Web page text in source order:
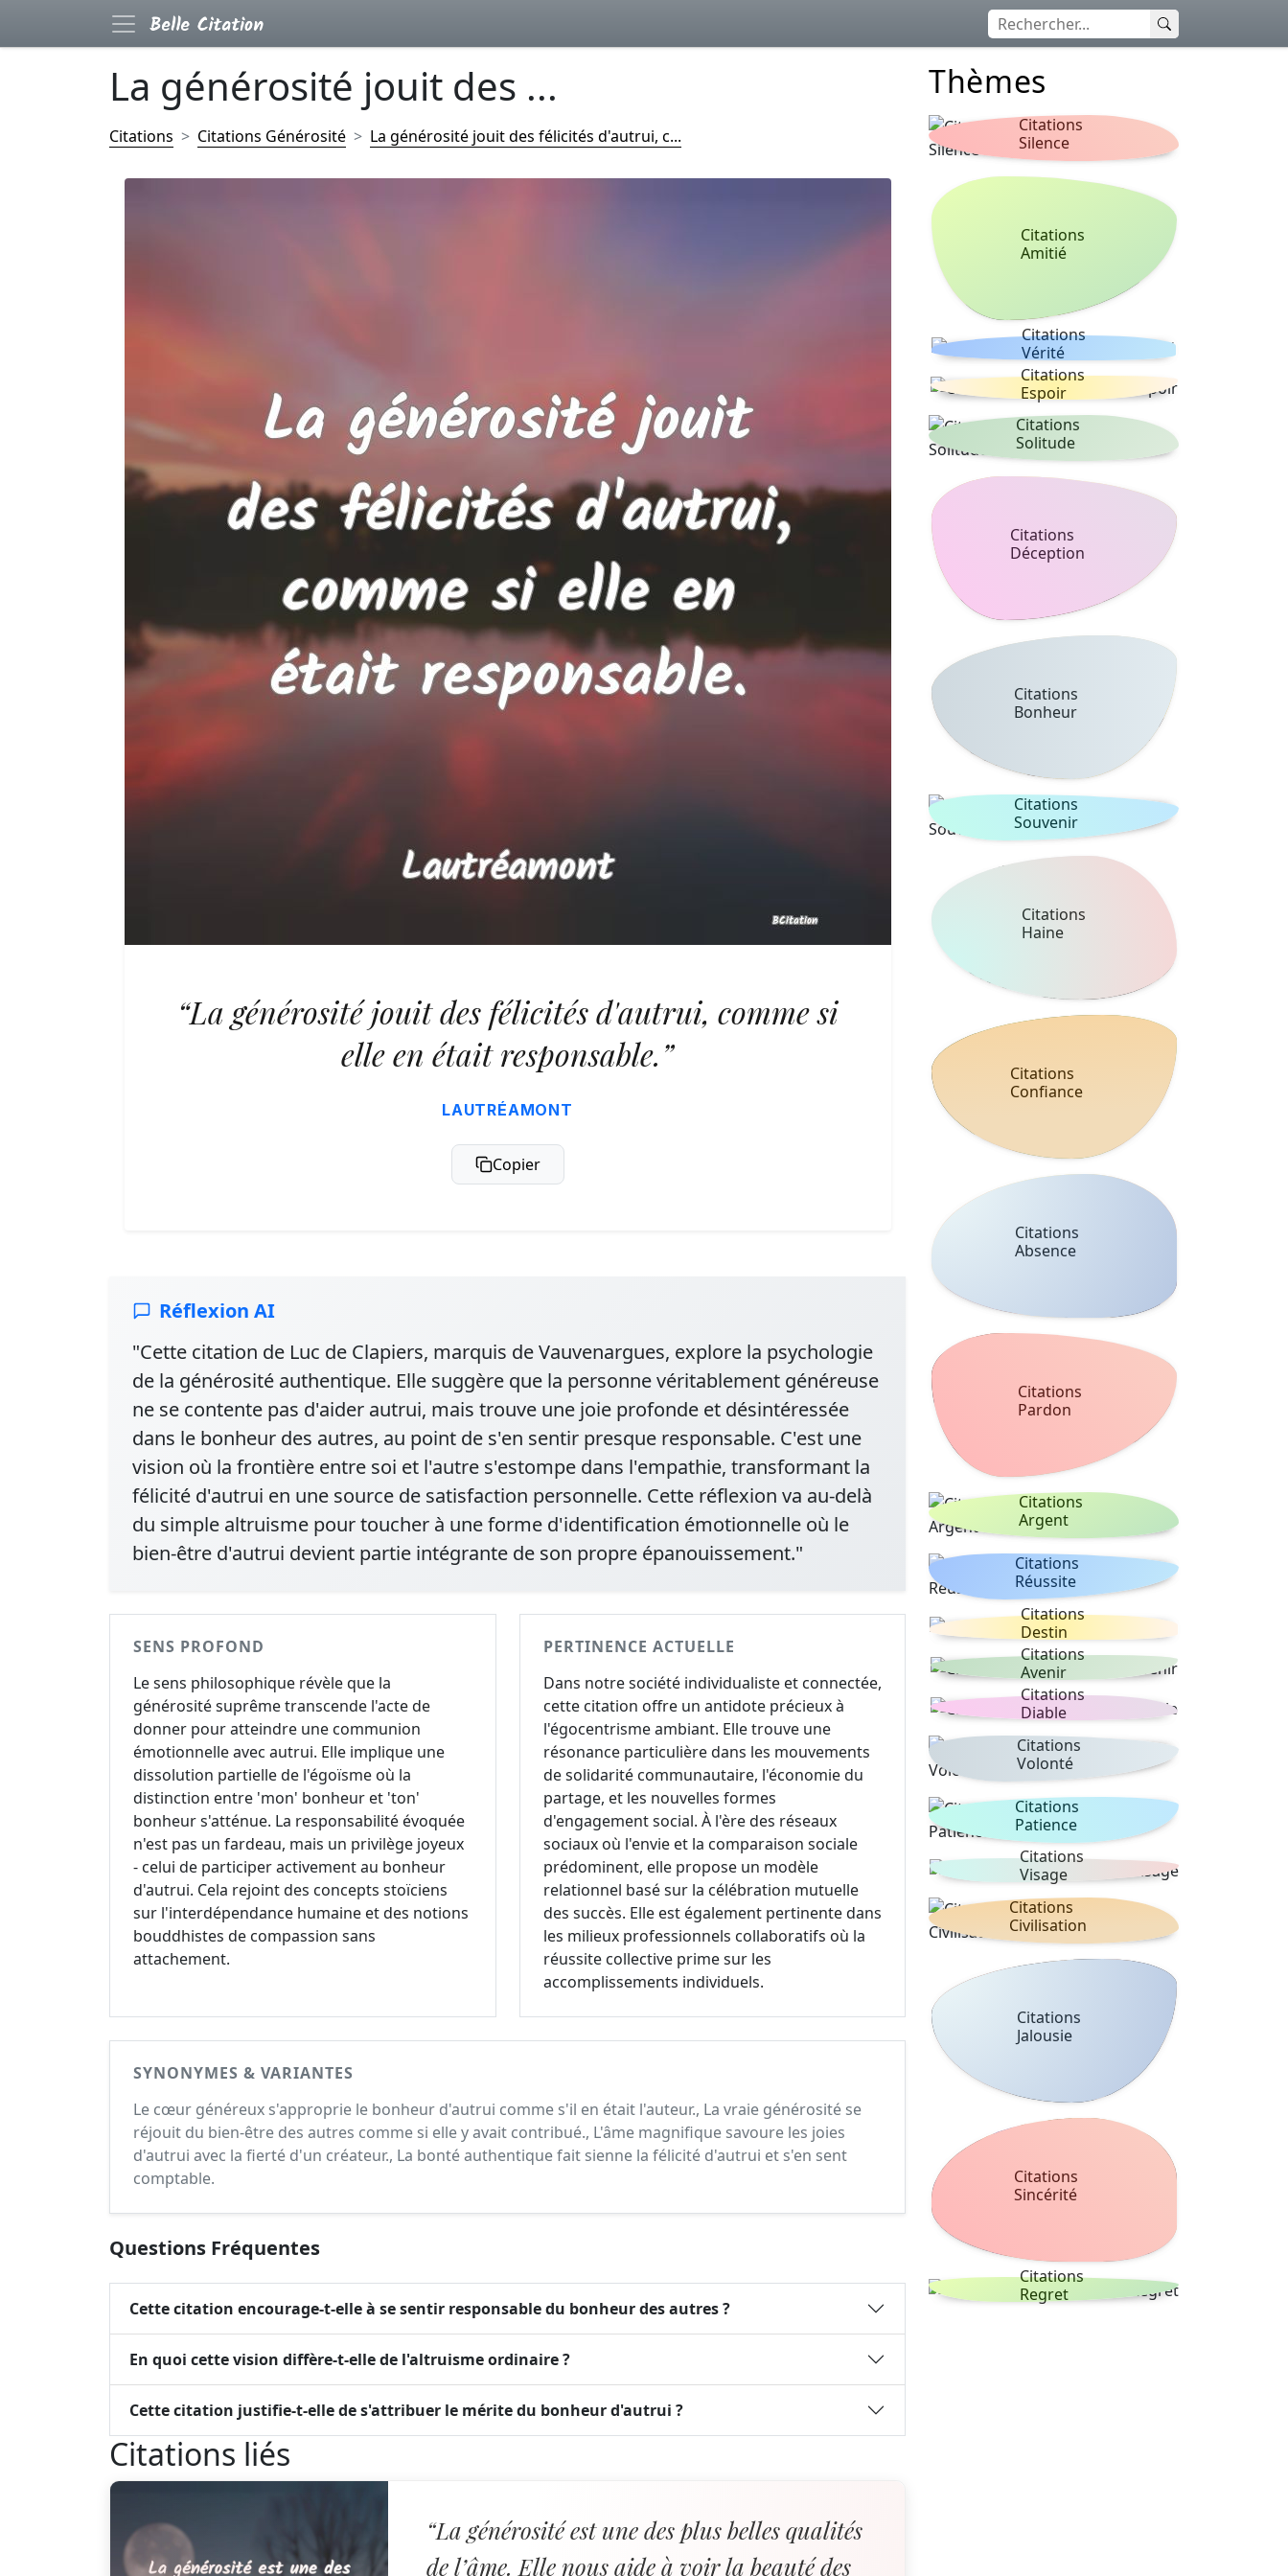
La générosité jouit des ...
Citations Citations Générosité La générosité jouit des félicités d'autrui, c...
“La générosité jouit des félicités d'autrui, comme si
elle en était responsable.”
LAUTRÉAMONT
Copier
Réflexion AI
"Cette citation de Luc de Clapiers, marquis de Vauvenargues, explore la psychologie
de la générosité authentique. Elle suggère que la personne véritablement généreuse
ne se contente pas d'aider autrui, mais trouve une joie profonde et désintéressée
dans le bonheur des autres, au point de s'en sentir presque responsable. C'est une
vision où la frontière entre soi et l'autre s'estompe dans l'empathie, transformant la
félicité d'autrui en une source de satisfaction personnelle. Cette réflexion va au-delà
du simple altruisme pour toucher à une forme d'identification émotionnelle où le
bien-être d'autrui devient partie intégrante de son propre épanouissement."
SENS PROFOND
Le sens philosophique révèle que la
générosité suprême transcende l'acte de
donner pour atteindre une communion
émotionnelle avec autrui. Elle implique une
dissolution partielle de l'égoïsme où la
distinction entre 'mon' bonheur et 'ton'
bonheur s'atténue. La responsabilité évoquée
n'est pas un fardeau, mais un privilège joyeux
- celui de participer activement au bonheur
d'autrui. Cela rejoint des concepts stoïciens
sur l'interdépendance humaine et des notions
bouddhistes de compassion sans
attachement.
PERTINENCE ACTUELLE
Dans notre société individualiste et connectée,
cette citation offre un antidote précieux à
l'égocentrisme ambiant. Elle trouve une
résonance particulière dans les mouvements
de solidarité communautaire, l'économie du
partage, et les nouvelles formes
d'engagement social. À l'ère des réseaux
sociaux où l'envie et la comparaison sociale
prédominent, elle propose un modèle
relationnel basé sur la célébration mutuelle
des succès. Elle est également pertinente dans
les milieux professionnels collaboratifs où la
réussite collective prime sur les
accomplissements individuels.
SYNONYMES & VARIANTES
Le cœur généreux s'approprie le bonheur d'autrui comme s'il en était l'auteur., La vraie générosité se
réjouit du bien-être des autres comme si elle y avait contribué., L'âme magnifique savoure les joies
d'autrui avec la fierté d'un créateur., La bonté authentique fait sienne la félicité d'autrui et s'en sent
comptable.
Questions Fréquentes
Cette citation encourage-t-elle à se sentir responsable du bonheur des autres ?
En quoi cette vision diffère-t-elle de l'altruisme ordinaire ?
Cette citation justifie-t-elle de s'attribuer le mérite du bonheur d'autrui ?
Citations liés
“La générosité est une des plus belles qualités
de l’âme. Elle nous aide à voir la beauté des
Thèmes
Citations
Silence
Citations
Amitié
Citations
Vérité
Citations
Espoir
Citations
Solitude
Citations
Déception
Citations
Bonheur
Citations
Souvenir
Citations
Haine
Citations
Confiance
Citations
Absence
Citations
Pardon
Citations
Argent
Citations
Réussite
Citations
Destin
Citations
Avenir
Citations
Diable
Citations
Volonté
Citations
Patience
Citations
Visage
Citations
Civilisation
Citations
Jalousie
Citations
Sincérité
Citations
Regret